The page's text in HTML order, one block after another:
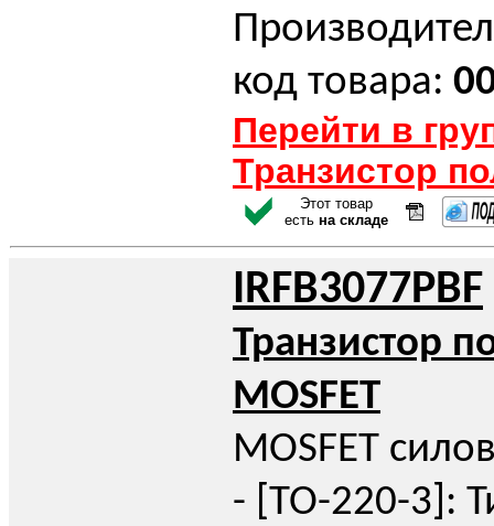
код товара:
Перейти в
Транзистор
Этот товар
есть на складе
IRFB3077PBF
Транзистор
MOSFET
MOSFET
- [TO-220-3]: